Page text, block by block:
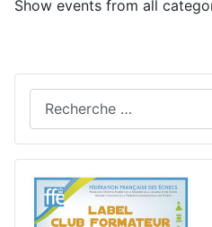
Show events from all